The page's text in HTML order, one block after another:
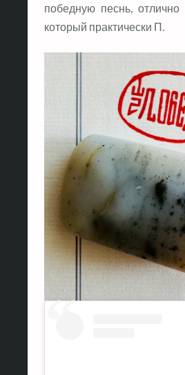
победную песнь,
который практически П.